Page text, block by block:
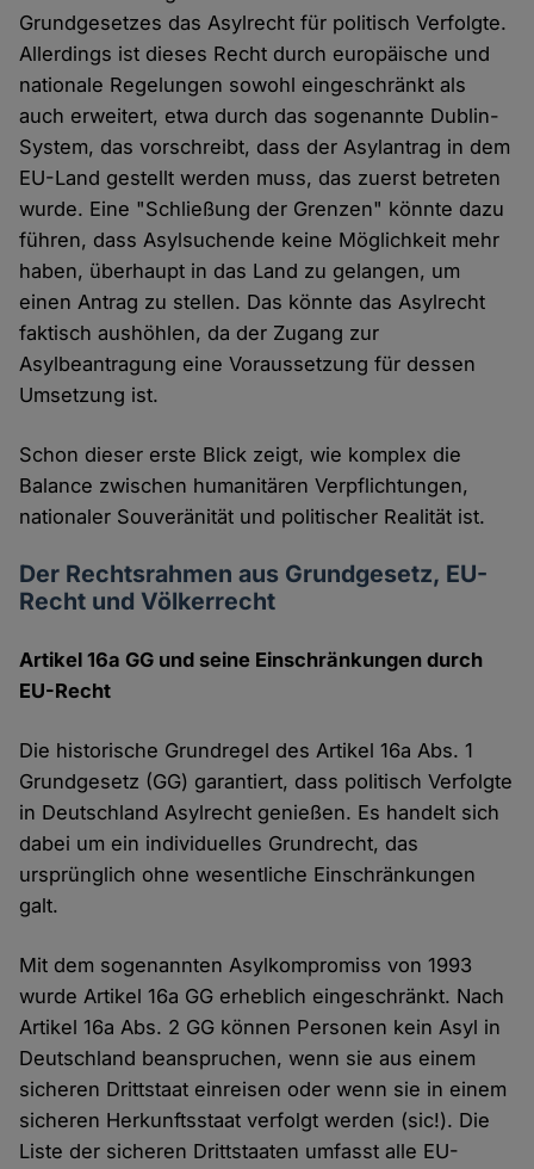
Grundgesetzes das Asylrecht für politisch Verfolgte.
Allerdings ist dieses Recht durch europäische und
nationale Regelungen sowohl eingeschränkt als
auch erweitert, etwa durch das sogenannte Dublin-
System, das vorschreibt, dass der Asylantrag in dem
EU-Land gestellt werden muss, das zuerst betreten
wurde. Eine "Schließung der Grenzen" könnte dazu
führen, dass Asylsuchende keine Möglichkeit mehr
haben, überhaupt in das Land zu gelangen, um
einen Antrag zu stellen. Das könnte das Asylrecht
faktisch aushöhlen, da der Zugang zur
Asylbeantragung eine Voraussetzung für dessen
Umsetzung ist.
Schon dieser erste Blick zeigt, wie komplex die
Balance zwischen humanitären Verpflichtungen,
nationaler Souveränität und politischer Realität ist.
Der Rechtsrahmen aus Grundgesetz, EU-
Recht und Völkerrecht
Artikel 16a GG und seine Einschränkungen durch
EU-Recht
Die historische Grundregel des Artikel 16a Abs. 1
Grundgesetz (GG) garantiert, dass politisch Verfolgte
in Deutschland Asylrecht genießen. Es handelt sich
dabei um ein individuelles Grundrecht, das
ursprünglich ohne wesentliche Einschränkungen
galt.
Mit dem sogenannten Asylkompromiss von 1993
wurde Artikel 16a GG erheblich eingeschränkt. Nach
Artikel 16a Abs. 2 GG können Personen kein Asyl in
Deutschland beanspruchen, wenn sie aus einem
sicheren Drittstaat einreisen oder wenn sie in einem
sicheren Herkunftsstaat verfolgt werden (sic!). Die
Liste der sicheren Drittstaaten umfasst alle EU-